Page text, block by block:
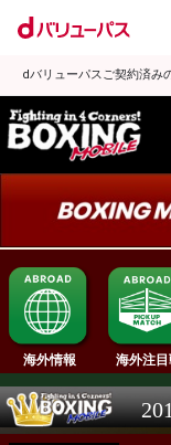
dバリューパスご契約済み
海外情報 海